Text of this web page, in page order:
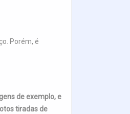
Porém, é
de exemplo, e
tiradas de